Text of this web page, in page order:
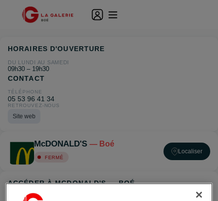
McDONALD'S — Boé
FERMÉ
Localiser
ACCÉDER À MCDONALD'S — BOÉ
HORAIRES D'OUVERTURE
DU LUNDI AU SAMEDI
09h30 – 19h30
CONTACT
TÉLÉPHONE
05 53 96 41 34
RETROUVEZ-NOUS
Site web